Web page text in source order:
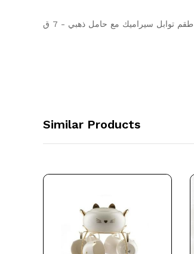
طقم توابل سيراميك مع حامل ذهبي - 7 ق
Similar Products